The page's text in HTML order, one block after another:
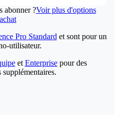
abonner ?Voir plus d'options
Pro Standard et sont pour un
utilisateur.
et Enterprisepour des